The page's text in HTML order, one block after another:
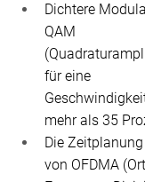
Dichtere
QAM
für eine
mehr als 35
Die
von OFDMA